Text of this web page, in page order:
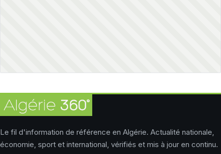
Le fil d'information de référence en Algérie. Actualité nationale,
économie, sport et international, vérifiés et mis à jour en continu.